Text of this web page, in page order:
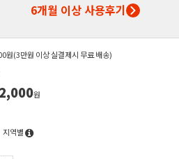
6개월 이상 사용후기
원(3만원 이상 실결제시 무료 배송)
원
지역별